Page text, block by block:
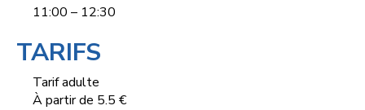
11:00 – 12:30
TARIFS
Tarif adulte
À partir de 5.5 €